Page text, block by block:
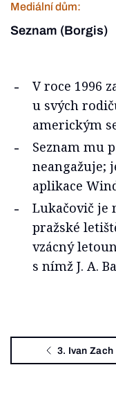
Mediální dům:
Seznam (Borgis)
V roce 1996
u svých
americkým
Seznam mu
neangažuje;
aplikace
Lukačovič je
pražské
vzácný
s nímž J. A.
3. Ivan Zach